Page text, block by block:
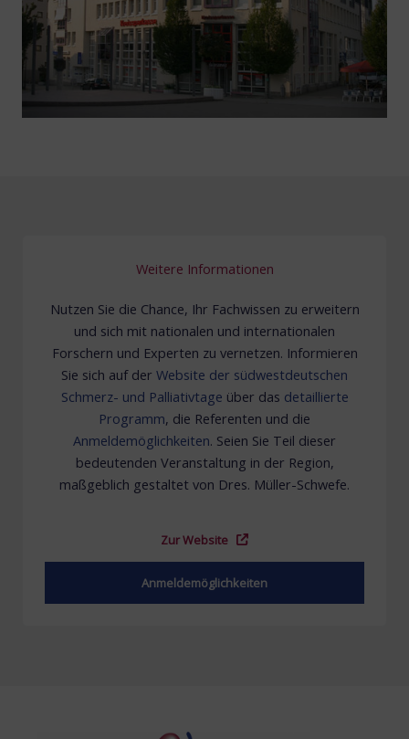
Weitere Informationen
Nutzen Sie die Chance, Ihr Fachwissen zu erweitern
und sich mit nationalen und internationalen
Forschern und Experten zu vernetzen. Informieren
Sie sich auf der Website der südwestdeutschen
Schmerz- und Palliativtage über das detaillierte
Programm, die Referenten und die
Anmeldemöglichkeiten. Seien Sie Teil dieser
bedeutenden Veranstaltung in der Region,
maßgeblich gestaltet von Dres. Müller-Schwefe.
Zur Website
Anmeldemöglichkeiten